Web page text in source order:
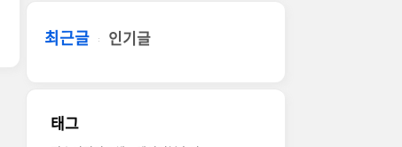
최근글 인기글
태그